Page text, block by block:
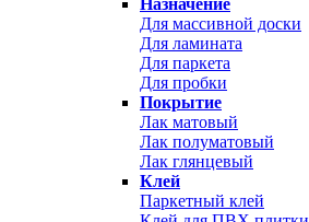
Назначение
Для массивной доски
Для ламината
Для паркета
Для пробки
Покрытие
Лак матовый
Лак полуматовый
Лак глянцевый
Клей
Паркетный клей